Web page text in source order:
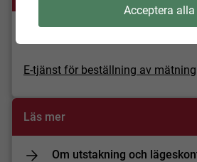
E-tjänst för beställning av mätning
Läs mer
Om utstakning och
Acceptera alla